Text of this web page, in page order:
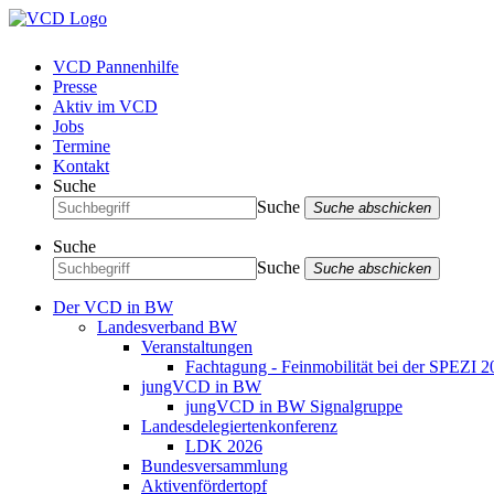
VCD Pannenhilfe
Presse
Aktiv im VCD
Jobs
Termine
Kontakt
Suche
Suche
Suche abschicken
Suche
Suche
Suche abschicken
Der VCD in BW
Landesverband BW
Veranstaltungen
Fachtagung - Feinmobilität bei der SPEZI
jungVCD in BW
jungVCD in BW Signalgruppe
Landesdelegiertenkonferenz
LDK 2026
Bundesversammlung
Aktivenfördertopf